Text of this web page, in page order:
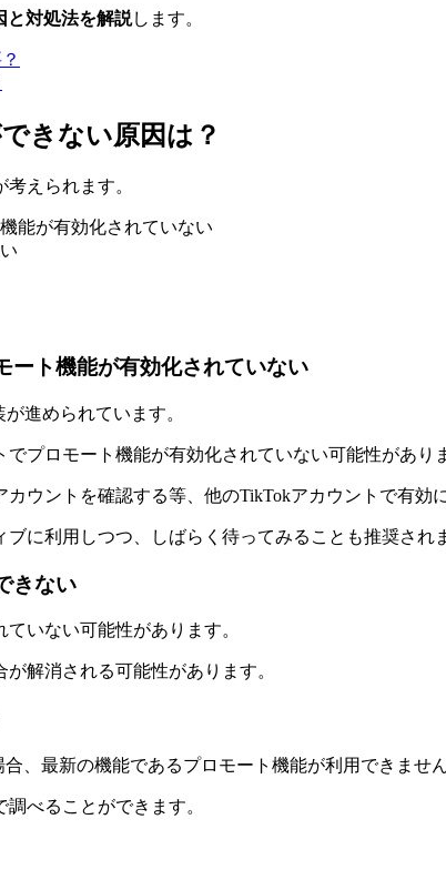
と対処法を解説します。
きない原因は？
えられます。
能が有効化されていない
ート機能が有効化されていない
進められています。
プロモート機能が有効化されていない可能性があり
ウントを確認する等、他のTikTokアカウントで有効
に利用しつつ、しばらく待ってみることも推奨され
きない
いない可能性があります。
解消される可能性があります。
、最新の機能であるプロモート機能が利用できません
べることができます。